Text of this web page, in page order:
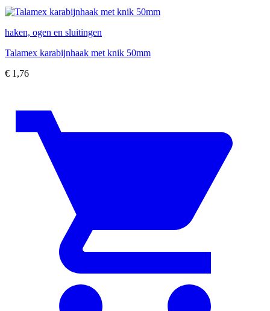
haken, ogen en sluitingen
Talamex karabijnhaak met knik 50mm
€ 1,76